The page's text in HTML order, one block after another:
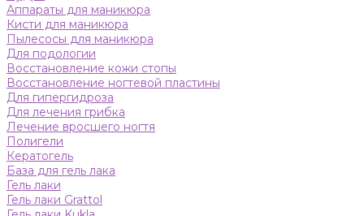
Аппараты для маникюра
Кисти для маникюра
Пылесосы для маникюра
Для подологии
Восстановление кожи стопы
Восстановление ногтевой пластины
Для гипергидроза
Для лечения грибка
Лечение вросшего ногтя
Полигели
Кератогель
База для гель лака
Гель лаки
Гель лаки Grattol